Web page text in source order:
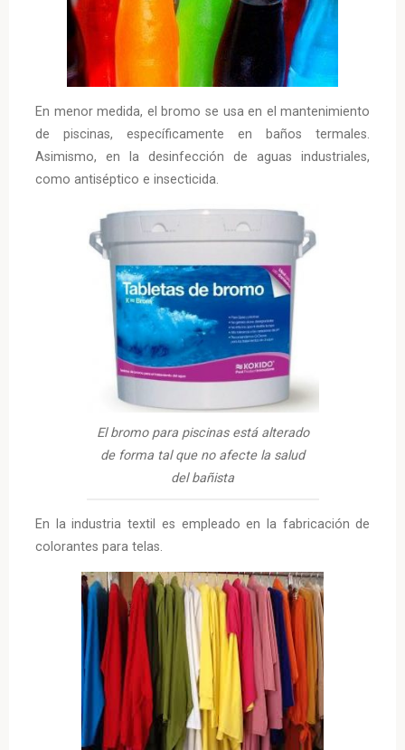
En menor medida, el bromo se usa en el mantenimiento
de piscinas, específicamente en baños termales.
Asimismo, en la desinfección de aguas industriales,
como antiséptico e insecticida.
El bromo para piscinas está alterado
de forma tal que no afecte la salud
del bañista
En la industria textil es empleado en la fabricación de
colorantes para telas.